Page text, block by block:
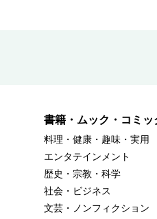
書籍・ムック・コミッ
料理・健康・趣味・実用
エンタテインメント
歴史・宗教・科学
社会・ビジネス
文芸・ノンフィクション